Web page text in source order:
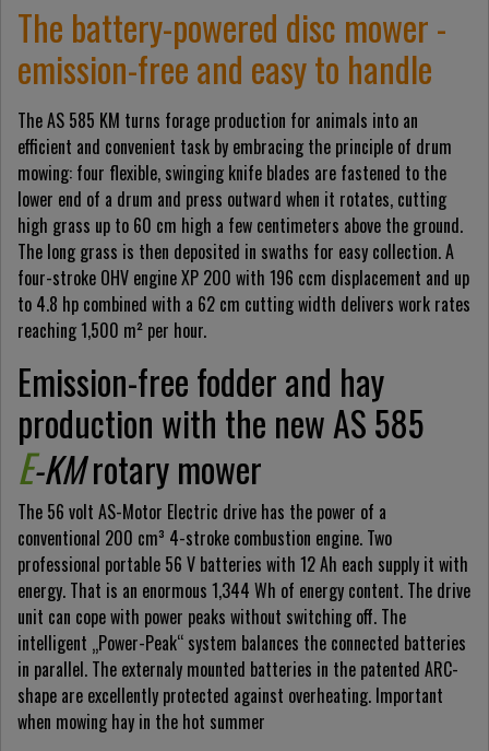
The battery-powered disc mower -
emission-free and easy to handle
The AS 585 KM turns forage production for animals into an
efficient and convenient task by embracing the principle of drum
mowing: four flexible, swinging knife blades are fastened to the
lower end of a drum and press outward when it rotates, cutting
high grass up to 60 cm high a few centimeters above the ground.
The long grass is then deposited in swaths for easy collection. A
four-stroke OHV engine XP 200 with 196 ccm displacement and up
to 4.8 hp combined with a 62 cm cutting width delivers work rates
reaching 1,500 m² per hour.
Emission-free fodder and hay
production with the new AS 585
E-KMrotary mower
The 56 volt AS-Motor Electric drive has the power of a
conventional 200 cm³ 4-stroke combustion engine. Two
professional portable 56 V batteries with 12 Ah each supply it with
energy. That is an enormous 1,344 Wh of energy content. The drive
unit can cope with power peaks without switching off. The
intelligent „Power-Peak“ system balances the connected batteries
in parallel. The externaly mounted batteries in the patented ARC-
shape are excellently protected against overheating. Important
when mowing hay in the hot summer